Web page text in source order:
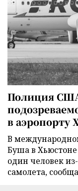
Полиция
в аэропорту
В
Буша в
один человек
самолета,